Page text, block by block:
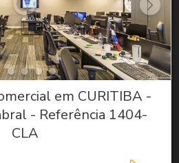
em CURITIBA -
- Referência 1404-
CLA